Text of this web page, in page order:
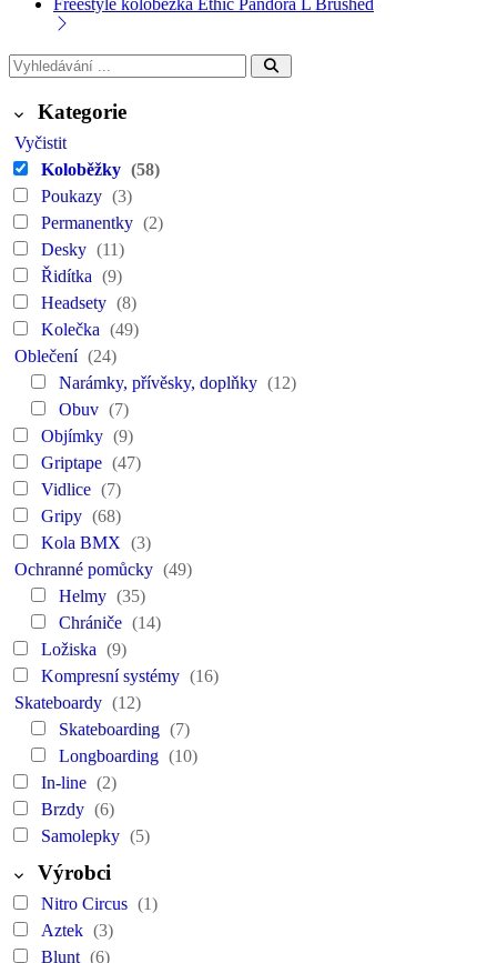
Freestyle koloběžka Ethic Pandora L Brushed
Kategorie
Vyčistit
Koloběžky (58)
Poukazy (3)
Permanentky (2)
Desky (11)
Řidítka (9)
Headsety (8)
Kolečka (49)
Oblečení (24)
Narámky, přívěsky, doplňky (12)
Obuv (7)
Objímky (9)
Griptape (47)
Vidlice (7)
Gripy (68)
Kola BMX (3)
Ochranné pomůcky (49)
Helmy (35)
Chrániče (14)
Ložiska (9)
Kompresní systémy (16)
Skateboardy (12)
Skateboarding (7)
Longboarding (10)
In-line (2)
Brzdy (6)
Samolepky (5)
Výrobci
Nitro Circus (1)
Aztek (3)
Blunt (6)